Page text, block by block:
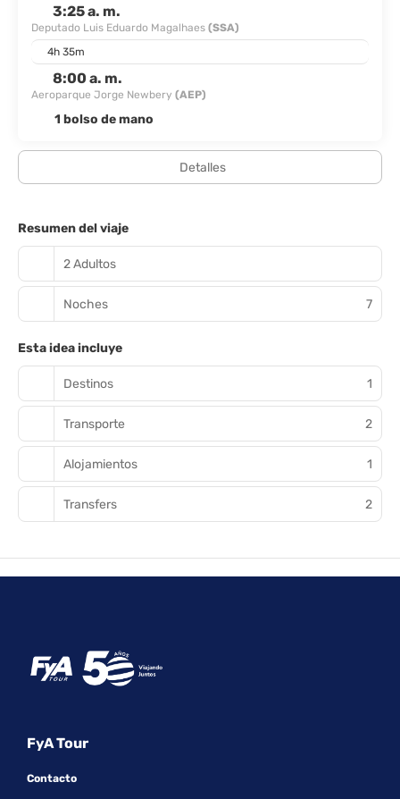
3:25 a. m.
Deputado Luis Eduardo Magalhaes (SSA)
4h 35m
8:00 a. m.
Aeroparque Jorge Newbery (AEP)
1 bolso de mano
Detalles
Resumen del viaje
2 Adultos
Noches 7
Esta idea incluye
Destinos 1
Transporte 2
Alojamientos 1
Transfers 2
FyA Tour
Contacto